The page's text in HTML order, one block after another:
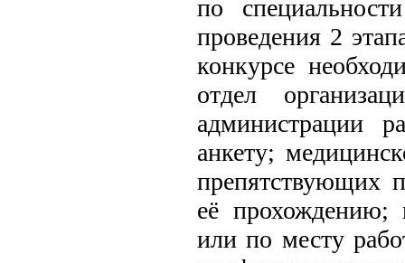
по
проведения 2
конкурсе
отдел
администрации
анкету;
препятствующих
её прохождению;
или по месту